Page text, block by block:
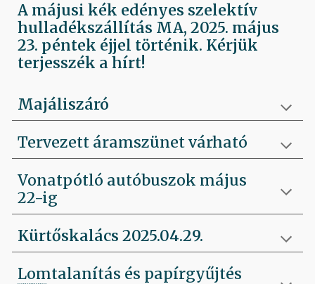
A májusi kék edényes szelektív
hulladékszállítás MA, 2025. május
23. péntek éjjel történik. Kérjük
terjesszék a hírt!
Majáliszáró
Tervezett áramszünet várható
Vonatpótló autóbuszok május
22-ig
Kürtőskalács 2025.04.29.
Lomtalanítás és papírgyűjtés